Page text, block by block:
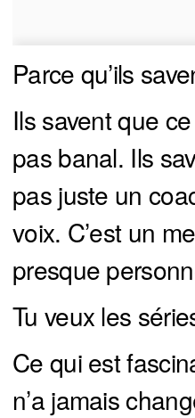
Parce qu’ils
Ils savent que
pas banal. Ils
pas juste un
voix. C’est un
presque
Tu veux les
Ce qui est
n’a jamais